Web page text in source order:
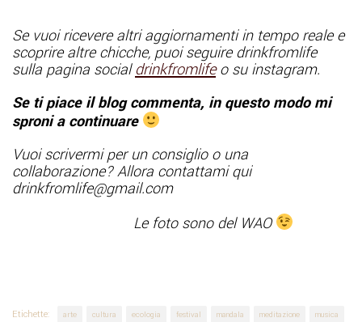
Se vuoi ricevere altri aggiornamenti in tempo reale e
scoprire altre chicche, puoi seguire drinkfromlife
sulla pagina socialdrinkfromlifeo su instagram.
Se ti piace il blog commenta, in questo modo mi
sproni a continuare
Vuoi scrivermi per un consiglio o una
collaborazione? Allora contattami qui
drinkfromlife@gmail.com
Le foto sono del WAO
Etichette: arte cultura ecologia festival mandala meditazione
musica